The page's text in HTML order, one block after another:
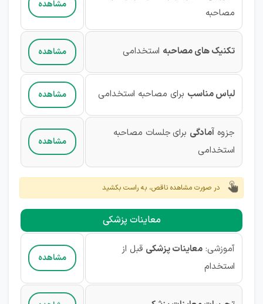
مصاحبه
مشاهده
تکنیک های مصاحبه استخدامی مشاهده
لباس مناسب برای مصاحبه استخدامی مشاهده
جزوه آمادگی برای جلسات مصاحبه
استخدامی
مشاهده
در صورت مشاهده ناقص، به راست بکشید
معاینات پزشکی
آموزشی: معاینات پزشکی قبل از
استخدام
مشاهده